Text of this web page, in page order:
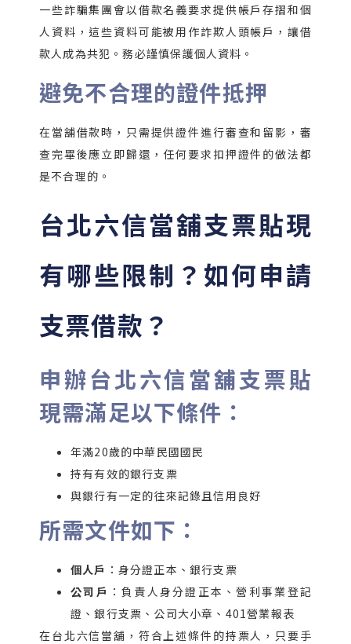
一些詐騙集團會以借款名義要求提供帳戶存摺和個
人資料，這些資料可能被用作詐欺人頭帳戶，讓借
款人成為共犯。務必謹慎保護個人資料。
避免不合理的證件抵押
在當舖借款時，只需提供證件進行審查和留影，審
查完畢後應立即歸還，任何要求扣押證件的做法都
是不合理的。
台北六信當舖支票貼現
有哪些限制？如何申請
支票借款？
申辦台北六信當舖支票貼
現需滿足以下條件：
年滿20歲的中華民國國民
持有有效的銀行支票
與銀行有一定的往來記錄且信用良好
所需文件如下：
個人戶 ：身分證正本、銀行支票
公司戶 ：負責人身分證正本、營利事業登記
證、銀行支票、公司大小章、401營業報表
在台北六信當舖，符合上述條件的持票人，只要手